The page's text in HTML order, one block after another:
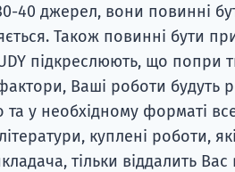
40 джерел, вони повинні
Також повинні бути
підкреслюють, що попри
Ваші роботи будуть
та у необхідному форматі
куплені роботи,
тільки віддалить Вас